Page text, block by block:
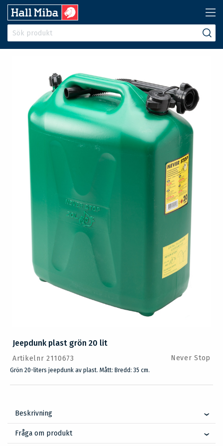
Jeepdunk plast grön 20 lit
Artikelnr 2110673 Never Stop
Grön 20-liters jeepdunk av plast. Mått: Bredd: 35 cm.
Beskrivning
Fråga om produkt